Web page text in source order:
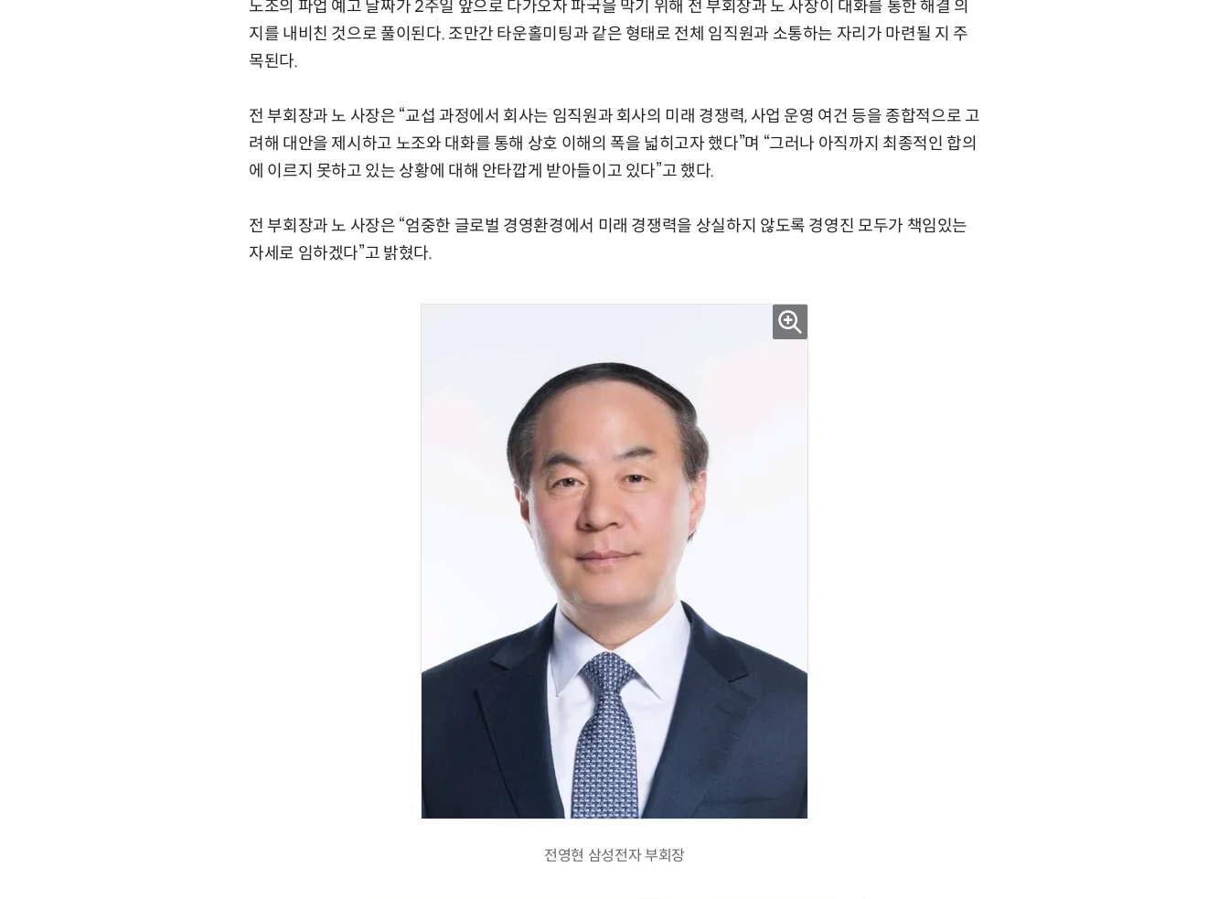
노조의 파업 예고 날짜가 2주일 앞으로 다가오자 파국을 막기 위해 전 부회장과 노 사장이 대화를 통한 해결 의
지를 내비친 것으로 풀이된다. 조만간 타운홀미팅과 같은 형태로 전체 임직원과 소통하는 자리가 마련될 지 주
목된다.
전 부회장과 노 사장은 “교섭 과정에서 회사는 임직원과 회사의 미래 경쟁력, 사업 운영 여건 등을 종합적으로 고
려해 대안을 제시하고 노조와 대화를 통해 상호 이해의 폭을 넓히고자 했다”며 “그러나 아직까지 최종적인 합의
에 이르지 못하고 있는 상황에 대해 안타깝게 받아들이고 있다”고 했다.
전 부회장과 노 사장은 “엄중한 글로벌 경영환경에서 미래 경쟁력을 상실하지 않도록 경영진 모두가 책임있는
자세로 임하겠다”고 밝혔다.
전영현 삼성전자 부회장